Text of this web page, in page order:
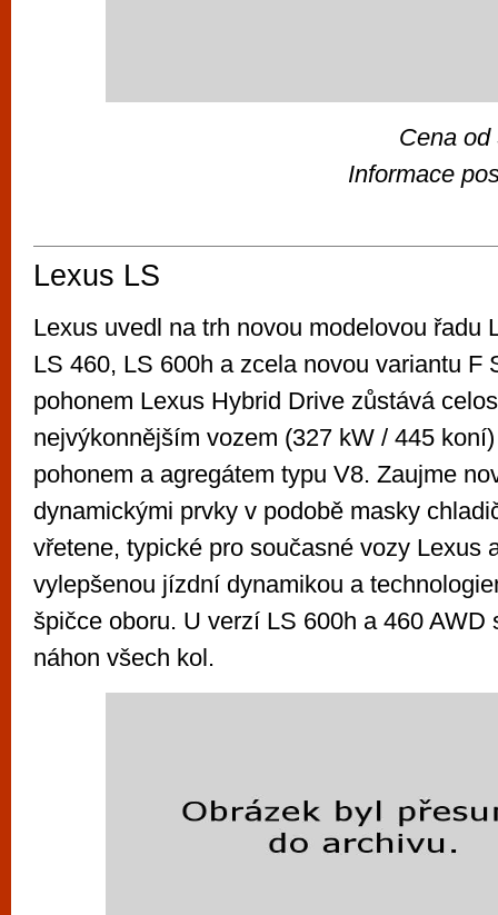
Cena
Informace
Lexus LS
Lexus uvedl na trh novou modelovou řadu
LS 460, LS 600h a zcela novou variantu F
pohonem Lexus Hybrid Drive zůstává
nejvýkonnějším vozem (327 kW / 445
pohonem a agregátem typu V8. Zaujme
dynamickými prvky v podobě masky
vřetene, typické pro současné vozy Lexus
vylepšenou jízdní dynamikou a
špičce oboru. U verzí LS 600h a 460 AWD
náhon všech kol.